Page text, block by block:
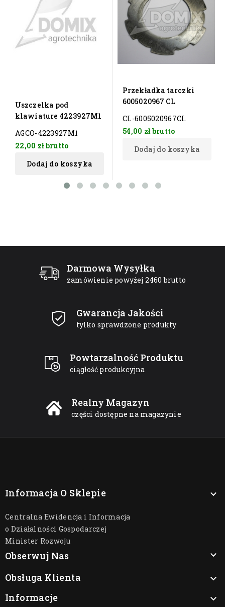
Uszczelka pod
klawiature 4223927M1
AGCO-4223927M1
22,00 złbrutto
Dodaj do koszyka
Przekładka tarczki
6005020967 CL
CL-6005020967CL
54,00 złbrutto
Dodaj do koszyka
Darmowa Wysyłka
zamówienie powyżej 2460 brutto
Gwarancja Jakości
tylko sprawdzone produkty
Powtarzalność Produktu
ciągłość produkcyjna
Realny Magazyn
części dostępne na magazynie
Informacja O Sklepie 
Centralna Ewidencja i Informacja
o Działalności Gospodarczej
Minister Rozwoju
Obserwuj Nas

Obsługa Klienta

Informacje
